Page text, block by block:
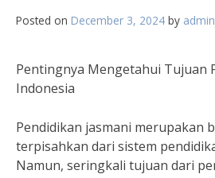
Posted on December 3, 2024 by
Pentingnya Mengetahui Tujuan
Indonesia
Pendidikan jasmani merupakan
terpisahkan dari sistem
Namun, seringkali tujuan dari